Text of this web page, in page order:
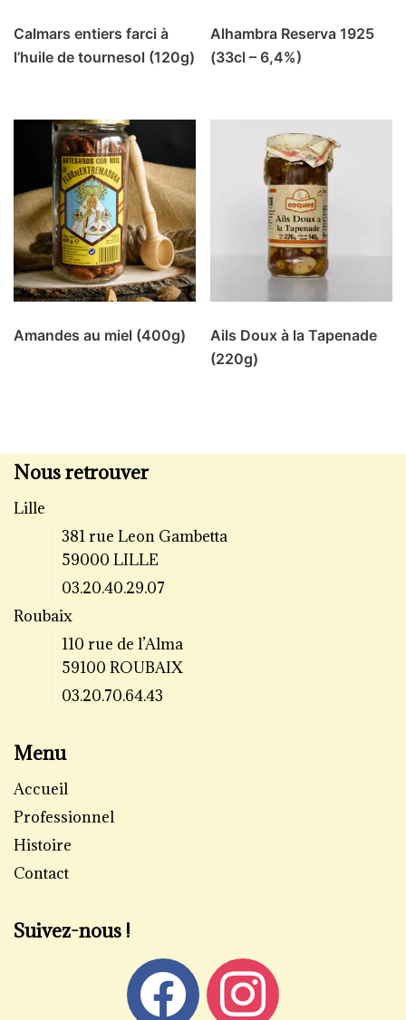
Calmars entiers farci à
l’huile de tournesol (120g)
Alhambra Reserva 1925
(33cl – 6,4%)
Amandes au miel (400g)
Ails Doux à la Tapenade
(220g)
Nous retrouver
Lille
381 rue Leon Gambetta
59000 LILLE
03.20.40.29.07
Roubaix
110 rue de l’Alma
59100 ROUBAIX
03.20.70.64.43
Menu
Accueil
Professionnel
Histoire
Contact
Suivez-nous !